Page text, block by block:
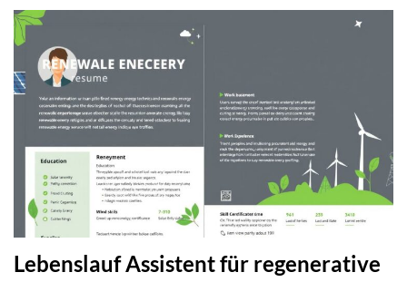
Lebenslauf Assistent für regenerative